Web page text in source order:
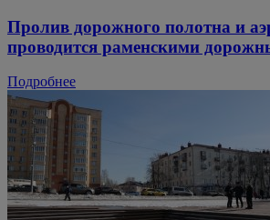
Пролив дорожного полотна и
проводится раменскими
Подробнее